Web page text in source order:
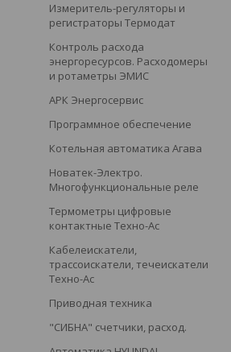
Измеритель-регуляторы и
регистраторы Термодат
Контроль расхода
энергоресурсов. Расходомеры
и ротаметры ЭМИС
АРК Энергосервис
Программное обеспечение
Котельная автоматика Агава
Новатек-Электро.
Многофункциональные реле
Термометры цифровые
контактные Техно-Ас
Кабелеискатели,
трассоискатели, течеискатели
Техно-Ас
Приводная техника
"СИБНА" счетчики, расход.